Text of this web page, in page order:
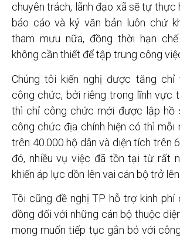
chuyên trách, lãnh đạo xã sẽ tự thực
báo cáo và ký văn bản luôn chứ
tham mưu nữa, đồng thời hạn
không cần thiết để tập trung công
Chúng tôi kiến nghị được tăng chỉ
công chức, bởi riêng trong lĩnh vực
thì chỉ công chức mới được lập hồ
công chức địa chính hiện có thì mỗi
trên 40.000 hộ dân và diện tích trên
đó, nhiều vụ việc đã tồn tại từ rất
khiến áp lực dồn lên vai cán bộ trở lên
Tôi cũng đề nghị TP hỗ trợ kinh phí
đồng đối với những cán bộ thuộc
mong muốn tiếp tục gắn bó với